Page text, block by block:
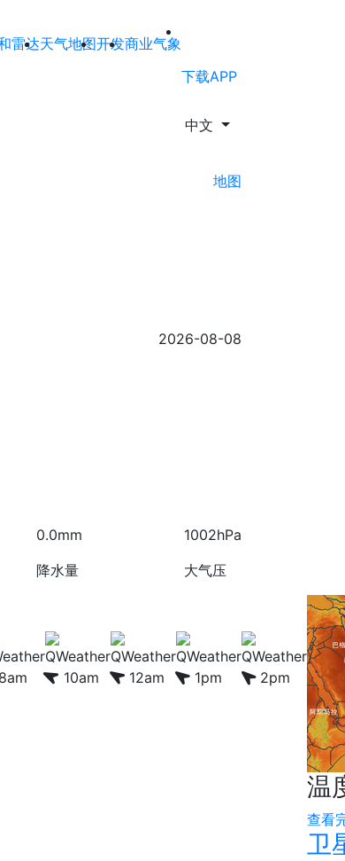
雷达天气地图开发商业气象
下载APP
中文
地图
2026-08-08
0.0mm
降水量
1002hPa
大气压
8am 10am 12am 1pm 2pm
温
查看
卫